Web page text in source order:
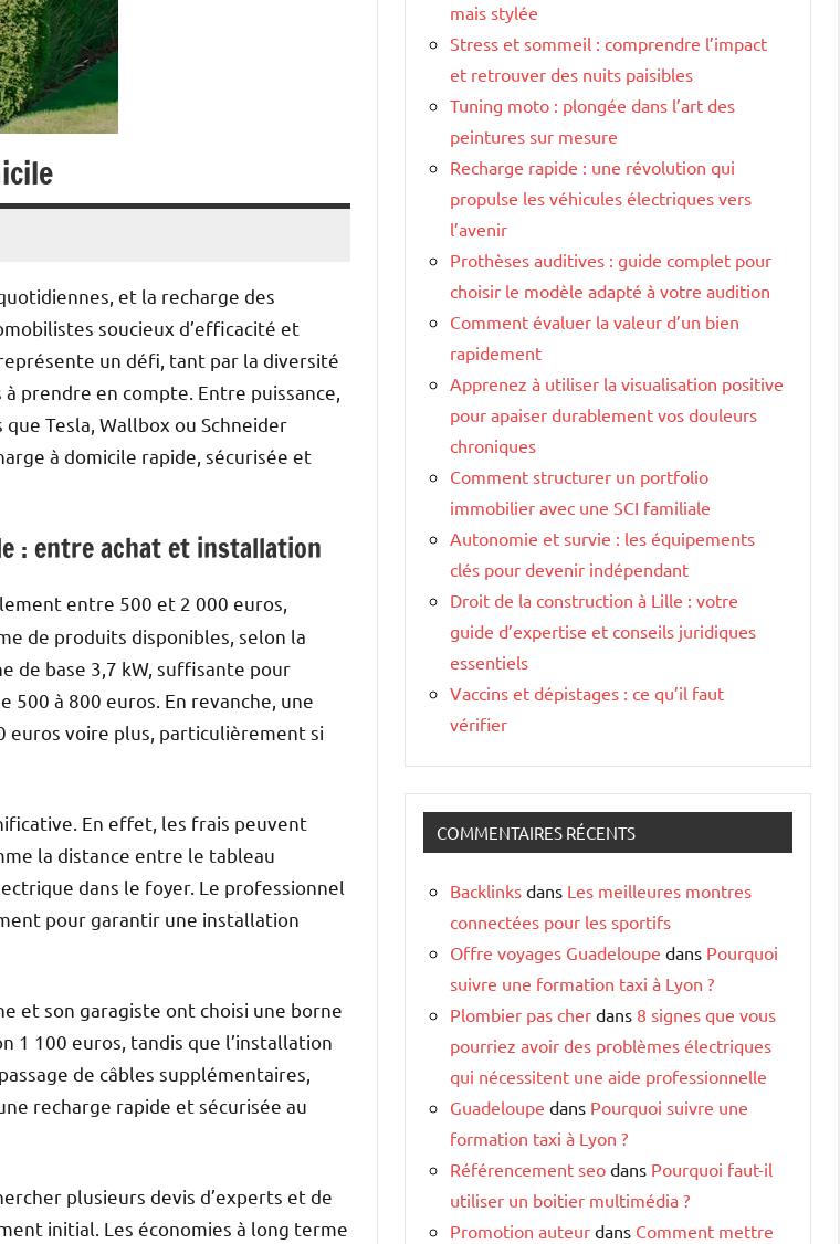
et la recharge des
soucieux d’efficacité et
un défi, tant par la diversité
prendre en compte. Entre puissance,
Tesla, Wallbox ou Schneider
à domicile rapide, sécurisée et
: entre achat et installation
entre 500 et 2 000 euros,
de produits disponibles, selon la
de base 3,7 kW, suffisante pour
à 800 euros. En revanche, une
euros voire plus, particulièrement si
En effet, les frais peuvent
la distance entre le tableau
dans le foyer. Le professionnel
pour garantir une installation
et son garagiste ont choisi une borne
1 100 euros, tandis que l’installation
de câbles supplémentaires,
recharge rapide et sécurisée au
plusieurs devis d’experts et de
initial. Les économies à long terme
mais stylée
Stress et sommeil : comprendre l’impact
et retrouver des nuits paisibles
Tuning moto : plongée dans l’art des
peintures sur mesure
Recharge rapide : une révolution qui
propulse les véhicules électriques vers
l’avenir
Prothèses auditives : guide complet pour
choisir le modèle adapté à votre audition
Comment évaluer la valeur d’un bien
rapidement
Apprenez à utiliser la visualisation positive
pour apaiser durablement vos douleurs
chroniques
Comment structurer un portfolio
immobilier avec une SCI familiale
Autonomie et survie : les équipements
clés pour devenir indépendant
Droit de la construction à Lille : votre
guide d’expertise et conseils juridiques
essentiels
Vaccins et dépistages : ce qu’il faut
vérifier
COMMENTAIRES RÉCENTS
Backlinks dans Les meilleures montres
connectées pour les sportifs
Offre voyages Guadeloupe dans Pourquoi
suivre une formation taxi à Lyon ?
Plombier pas cher dans 8 signes que vous
pourriez avoir des problèmes électriques
qui nécessitent une aide professionnelle
Guadeloupe dans Pourquoi suivre une
formation taxi à Lyon ?
Référencement seo dans Pourquoi faut-il
utiliser un boitier multimédia ?
Promotion auteur dans Comment mettre